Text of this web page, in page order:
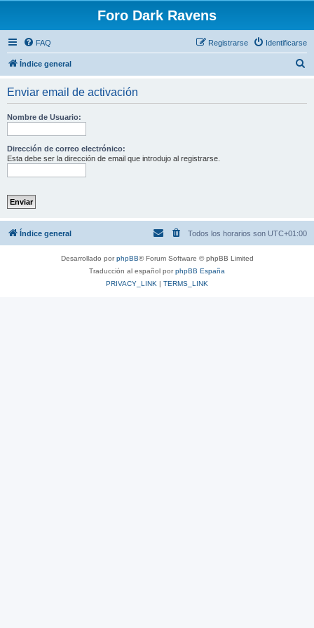
Foro Dark Ravens
FAQ Identificarse
Registrarse
Índice general
Enviar email de activación
Nombre de Usuario:
Dirección de correo electrónico:
Esta debe ser la dirección de email que introdujo al registrarse.
Índice general Todos los horarios son UTC+01:00
Desarrollado porphpBB® Forum Software © phpBB Limited
Traducción al español porphpBB España
PRIVACY_LINK | TERMS_LINK